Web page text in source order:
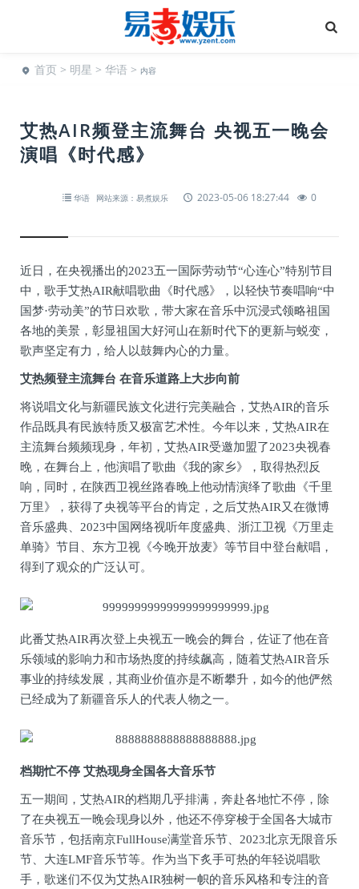
首页 > 明星 > 华语 > 内容
艾热AIR频登主流舞台 央视五一晚会
演唱《时代感》
华语 网站来源：易煮娱乐 2023-05-06 18:27:44 0
近日，在央视播出的2023五一国际劳动节“心连心”特别节目
中，歌手艾热AIR献唱歌曲《时代感》，以轻快节奏唱响“中
国梦·劳动美”的节日欢歌，带大家在音乐中沉浸式领略祖国
各地的美景，彰显祖国大好河山在新时代下的更新与蜕变，
歌声坚定有力，给人以鼓舞内心的力量。
艾热频登主流舞台 在音乐道路上大步向前
将说唱文化与新疆民族文化进行完美融合，艾热AIR的音乐
作品既具有民族特质又极富艺术性。今年以来，艾热AIR在
主流舞台频频现身，年初，艾热AIR受邀加盟了2023央视春
晚，在舞台上，他演唱了歌曲《我的家乡》，取得热烈反
响，同时，在陕西卫视丝路春晚上他动情演绎了歌曲《千里
万里》，获得了央视等平台的肯定，之后艾热AIR又在微博
音乐盛典、2023中国网络视听年度盛典、浙江卫视《万里走
单骑》节目、东方卫视《今晚开放麦》等节目中登台献唱，
得到了观众的广泛认可。
此番艾热AIR再次登上央视五一晚会的舞台，佐证了他在音
乐领域的影响力和市场热度的持续飙高，随着艾热AIR音乐
事业的持续发展，其商业价值亦是不断攀升，如今的他俨然
已经成为了新疆音乐人的代表人物之一。
档期忙不停 艾热现身全国各大音乐节
五一期间，艾热AIR的档期几乎排满，奔赴各地忙不停，除
了在央视五一晚会现身以外，他还不停穿梭于全国各大城市
音乐节，包括南京FullHouse满堂音乐节、2023北京无限音乐
节、大连LMF音乐节等。作为当下炙手可热的年轻说唱歌
手，歌迷们不仅为艾热AIR独树一帜的音乐风格和专注的音